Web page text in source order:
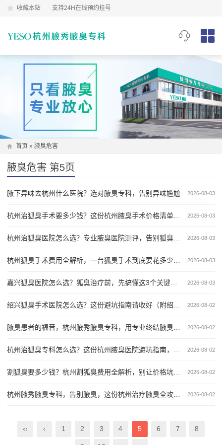
收藏本站 支持24H在线预约挂号
首页 » 腋臭危害
腋臭危害 第5页
2026-08-03
腋下异味去杭州什么医院？选对腋臭专科，告别异味尴尬
2026-08-03
2026-08-03
2026-08-03
2026-08-03
2026-08-02
2026-08-02
2026-08-02
2026-08-02
2026-08-02
‹‹ ‹ 1 2 3 4 5 6 7 8